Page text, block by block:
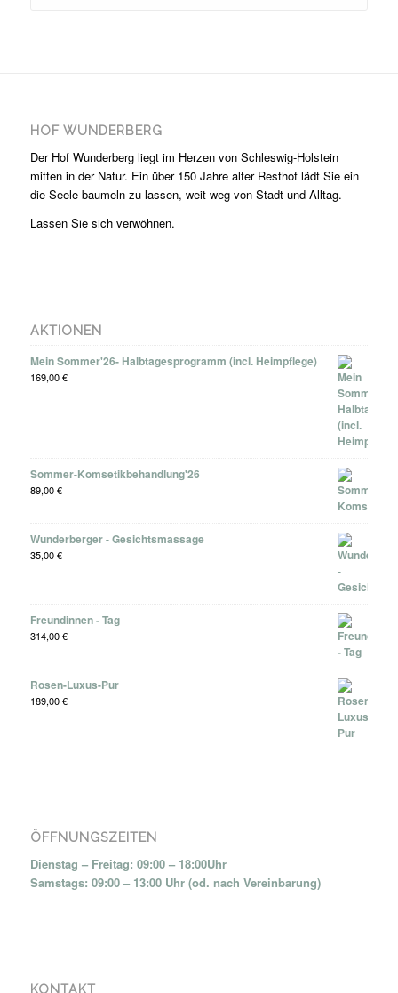
HOF WUNDERBERG
Der Hof Wunderberg liegt im Herzen von Schleswig-Holstein
mitten in der Natur. Ein über 150 Jahre alter Resthof lädt Sie ein
die Seele baumeln zu lassen, weit weg von Stadt und Alltag.
Lassen Sie sich verwöhnen.
AKTIONEN
Mein Sommer'26- Halbtagesprogramm (incl. Heimpflege)
169,00€
Sommer-Komsetikbehandlung'26
89,00€
Wunderberger - Gesichtsmassage
35,00€
Freundinnen - Tag
314,00€
Rosen-Luxus-Pur
189,00€
ÖFFNUNGSZEITEN
Dienstag – Freitag: 09:00 – 18:00Uhr
Samstags: 09:00 – 13:00 Uhr (od. nach Vereinbarung)
KONTAKT